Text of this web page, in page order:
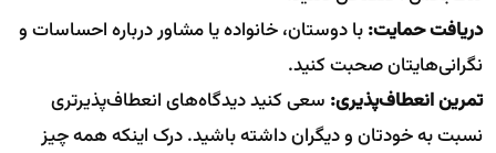
دریافت حمایت:با دوستان، خانواده یا مشاور درباره احساسات و
نگرانی‌هایتان صحبت کنید.
تمرین انعطاف‌پذیری: سعی کنید دیدگاه‌های انعطاف‌پذیرتری
نسبت به خودتان و دیگران داشته باشید. درک اینکه همه چیز